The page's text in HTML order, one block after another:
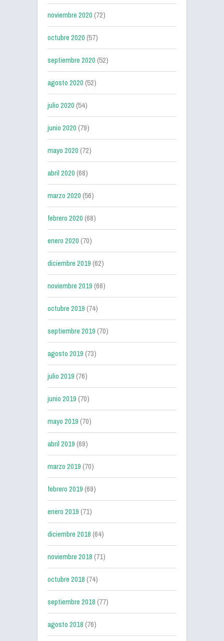
noviembre 2020(72)
octubre 2020(57)
septiembre 2020(52)
agosto 2020(52)
julio 2020(54)
junio 2020(79)
mayo 2020(72)
abril 2020(68)
marzo 2020(56)
febrero 2020(68)
enero 2020(70)
diciembre 2019(62)
noviembre 2019(66)
octubre 2019(74)
septiembre 2019(70)
agosto 2019(73)
julio 2019(76)
junio 2019(70)
mayo 2019(70)
abril 2019(69)
marzo 2019(70)
febrero 2019(69)
enero 2019(71)
diciembre 2018(64)
noviembre 2018(71)
octubre 2018(74)
septiembre 2018(77)
agosto 2018(76)